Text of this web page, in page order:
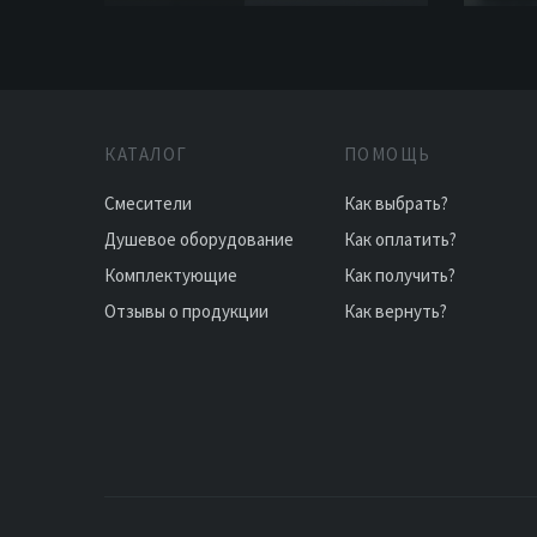
КАТАЛОГ
Смесители
Душевое оборудование
Комплектующие
Отзывы о продукции
ПОМОЩЬ
Как выбрать?
Как оплатить?
Как получить?
Как вернуть?